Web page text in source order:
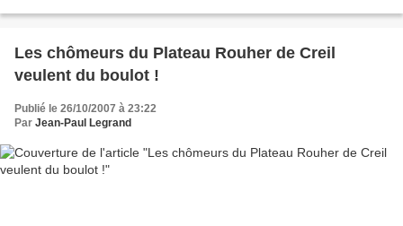
Les chômeurs du Plateau Rouher de Creil
veulent du boulot !
Publié le 26/10/2007 à 23:22
Par Jean-Paul Legrand